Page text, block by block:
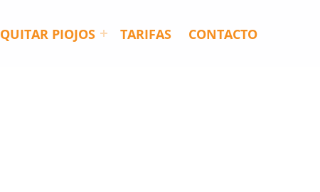
QUITAR PIOJOS TARIFAS CONTACTO